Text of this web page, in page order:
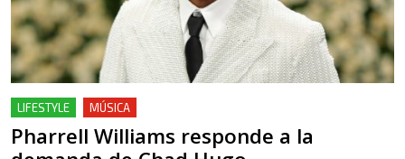
LIFESTYLE MÚSICA
Pharrell Williams responde a la